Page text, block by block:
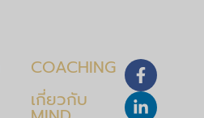
COACHING
เกี่ยวกับ